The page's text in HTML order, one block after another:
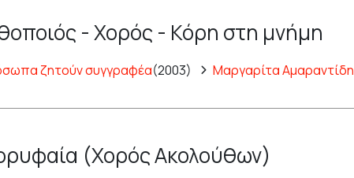
- Χορός - Κόρη στη μνήμη
ζητούν συγγραφέα(2003) Μαργαρίτα Αμαραντίδη
(Χορός Ακολούθων)